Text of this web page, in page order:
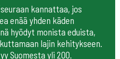
kannattaa, jos
enää yhden käden
hyödyt monista eduista,
lajin kehitykseen.
Suomesta yli 200.